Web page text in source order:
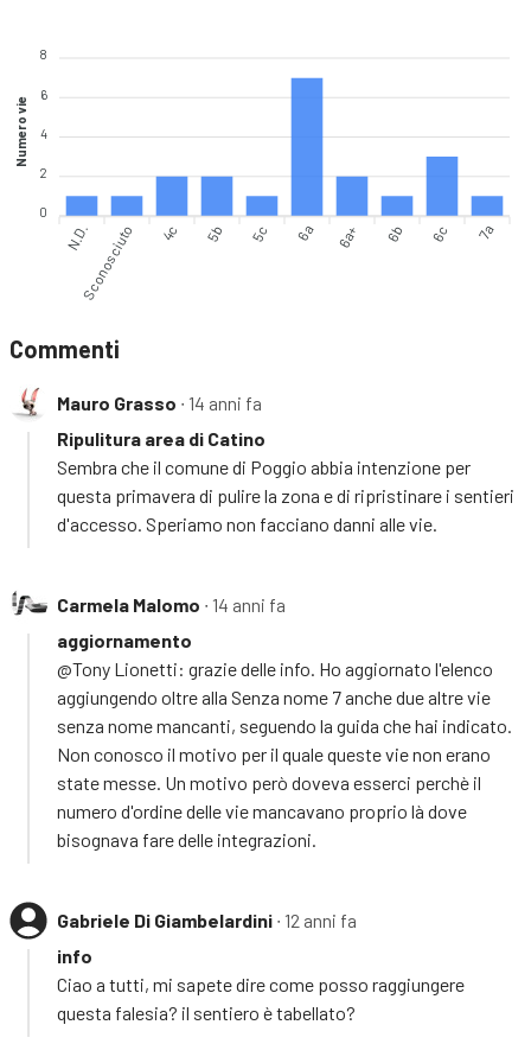
8
6
4
2
0
Numero vie
N.D.Sconosciuto 4c 5b 5c 6a 6a+ 6b 6c 7a
Commenti
Mauro Grasso ∙ 14 anni fa
Ripulitura area di Catino
Sembra che il comune di Poggio abbia intenzione per
questa primavera di pulire la zona e di ripristinare i sentieri
d'accesso. Speriamo non facciano danni alle vie.
Carmela Malomo ∙ 14 anni fa
aggiornamento
@Tony Lionetti: grazie delle info. Ho aggiornato l'elenco
aggiungendo oltre alla Senza nome 7 anche due altre vie
senza nome mancanti, seguendo la guida che hai indicato.
Non conosco il motivo per il quale queste vie non erano
state messe. Un motivo però doveva esserci perchè il
numero d'ordine delle vie mancavano proprio là dove
bisognava fare delle integrazioni.
Gabriele Di Giambelardini ∙ 12 anni fa
info
Ciao a tutti, mi sapete dire come posso raggiungere
questa falesia? il sentiero è tabellato?